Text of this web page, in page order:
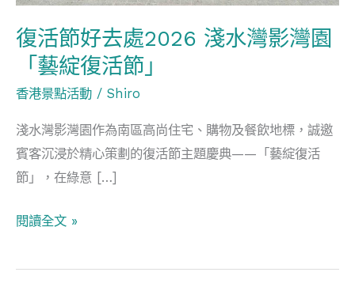
復活節好去處2026 淺水灣影灣園
「藝綻復活節」
香港景點活動 / Shiro
淺水灣影灣園作為南區高尚住宅、購物及餐飲地標，誠邀
賓客沉浸於精心策劃的復活節主題慶典——「藝綻復活
節」，在綠意 […]
影
園
綻
復
活
閱讀全文 »